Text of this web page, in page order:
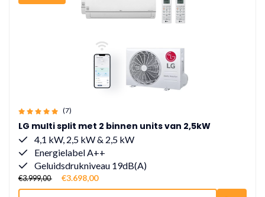
(7)
LG multi split met 2 binnen units van 2,5kW
4,1 kW, 2,5 kW & 2,5 kW
Energielabel A++
Geluidsdrukniveau 19dB(A)
€3.999,00 €3.698,00